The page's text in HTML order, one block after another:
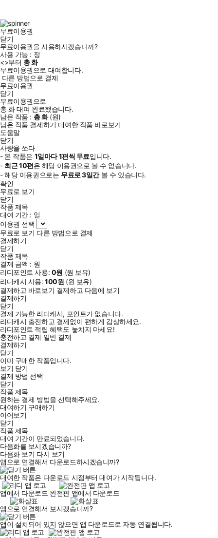
무료이용권
닫기
무료이용권을 사용하시겠습니까?
사용 가능 : 장
<>부터 총화
무료이용권으로 대여합니다.
다른 방법으로 결제
무료이용권
닫기
무료이용권으로
총 화대여 완료했습니다.
남은 작품 : 총화(원)
남은 작품 결제하기 대여한 작품 바로보기
도움말
닫기
사랑을 쏘다
- 본 작품은 1일마다1편씩 무료입니다.
- 최근10편은 해당 이용권으로 볼 수 없습니다.
- 해당 이용권으로는 무료로3일간볼 수 있습니다.
확인
무료로 보기
닫기
작품 제목
대여 기간 : 일
이용권 선택
무료로 보기 다른 방법으로 결제
결제하기
닫기
작품 제목
결제 금액 : 원
리디포인트 사용: 0원 (원 보유)
리디캐시 사용:100원 (원 보유)
결제하고 바로보기 결제하고 다음에 보기
결제하기
닫기
결제 가능한 리디캐시, 포인트가 없습니다.
리디캐시 충전하고 결제없이 편하게 감상하세요.
리디포인트 적립 혜택도 놓치지 마세요!
충전하고 결제 일반 결제
결제하기
닫기
이미 구매한 작품입니다.
보기 닫기
결제 방법 선택
닫기
작품 제목
원하는 결제 방법을 선택해주세요.
대여하기 구매하기
이어보기
닫기
작품 제목
대여 기간이 만료되었습니다.
다음화를 보시겠습니까?
다음화 보기 다시 보기
앱으로 연결해서 다운로드하시겠습니까?
대여한 작품은 다운로드 시점부터 대여가 시작됩니다.
앱에서 다운로드 완전판 앱에서 다운로드
앱으로 연결해서 보시겠습니까?
앱이 설치되어 있지 않으면 앱 다운로드로 자동 연결됩니다.